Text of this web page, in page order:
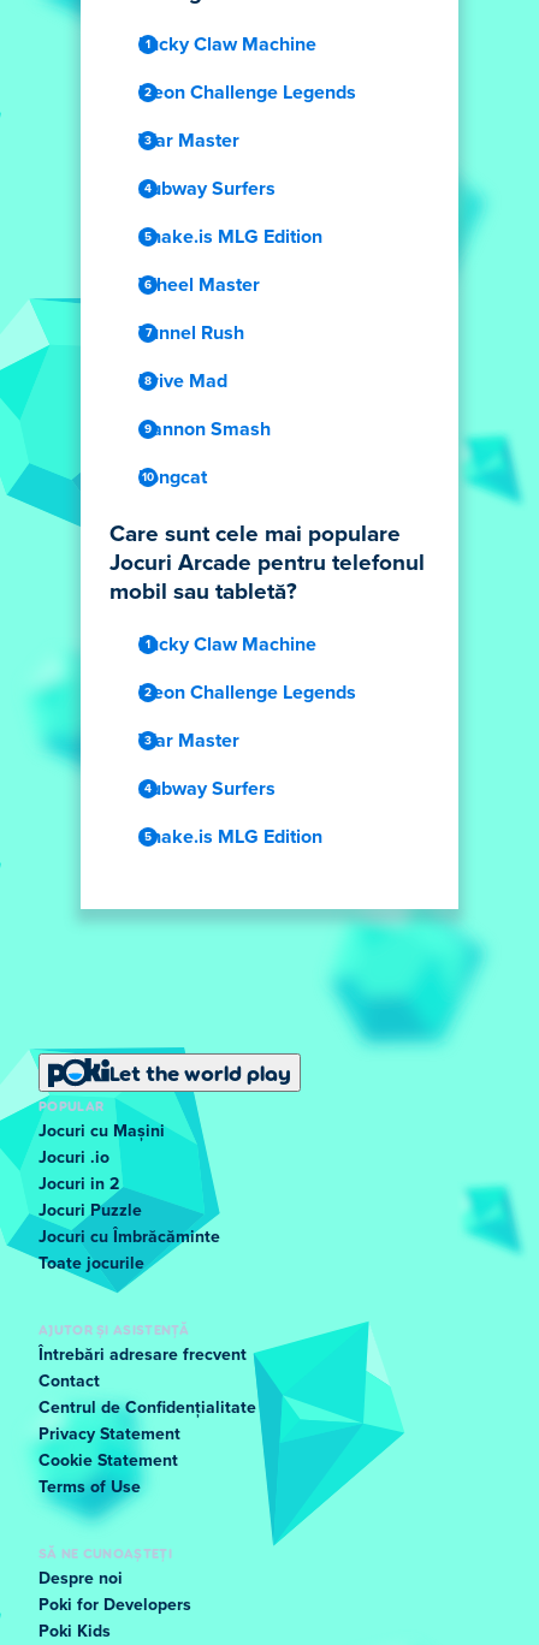
Lucky Claw Machine
Neon Challenge Legends
War Master
Subway Surfers
Snake.is MLG Edition
Wheel Master
Tunnel Rush
Drive Mad
Cannon Smash
Longcat
Care sunt cele mai populare
Jocuri Arcade pentru telefonul
mobil sau tabletă?
Lucky Claw Machine
Neon Challenge Legends
War Master
Subway Surfers
Snake.is MLG Edition
Let the world play
POPULAR
Jocuri cu Mașini
Jocuri .io
Jocuri in 2
Jocuri Puzzle
Jocuri cu Îmbrăcăminte
Toate jocurile
AJUTOR ȘI ASISTENȚĂ
Întrebări adresare frecvent
Contact
Centrul de Confidențialitate
Privacy Statement
Cookie Statement
Terms of Use
SĂ NE CUNOAȘTEȚI
Despre noi
Poki for Developers
Poki Kids